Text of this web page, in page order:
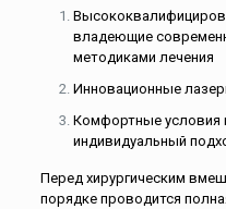
владеющие
методиками лечения
Инновационные
Комфортные условия
индивидуальный
Перед хирургическим
порядке проводится